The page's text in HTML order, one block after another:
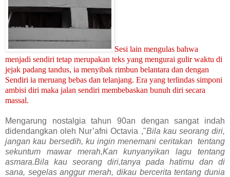
Sesi lain mengulas bahwa
menjadi sendiri tetap merupakan teks yang mengurai gulir waktu di
jejak padang tandus, ia menyibak rimbun belantara dan dengan
Sendiri ia meruang bebas dan telanjang. Era yang terlindas simponi
ambisi diri maka jalan sendiri membebaskan bunuh diri secara
massal.
Mengarung nostalgia tahun 90an dengan sangat indah
didendangkan oleh Nur’afni Octavia ,"Bila kau seorang diri,
jangan kau bersedih, ku ingin menemani ceritakan tentang
sekuntum mawar merah,Kan kunyanyikan lagu tentang
asmara.Bila kau seorang diri,tanya pada hatimu dan di
sana, segelas anggur merah, dikau bercerita tentang dunia